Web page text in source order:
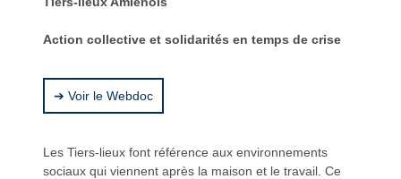
l
l
Action collective et solidarités en temps de crise
➔ Voir le Webdoc
Les Tiers-lieux font référence aux environnements
sociaux qui viennent après la maison et le travail. Ce